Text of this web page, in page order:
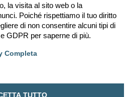
pavimento galleggiante e stai cercando
controsoffitto)
Tutti gli orari sonoUTC+02:00
Cancella cookie
la visita al sito web o la
Poiché rispettiamo il tuo diritto
di non consentire alcuni tipi di
GDPR per saperne di più.
Completa
TUTTO